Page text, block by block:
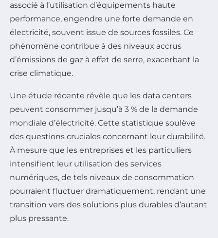
associé à l’utilisation d’équipements haute
performance, engendre une forte demande en
électricité, souvent issue de sources fossiles. Ce
phénomène contribue à des niveaux accrus
d’émissions de gaz à effet de serre, exacerbant la
crise climatique.
Une étude récente révèle que les data centers
peuvent consommer jusqu’à 3 % de la demande
mondiale d’électricité. Cette statistique soulève
des questions cruciales concernant leur durabilité.
À mesure que les entreprises et les particuliers
intensifient leur utilisation des services
numériques, de tels niveaux de consommation
pourraient fluctuer dramatiquement, rendant une
transition vers des solutions plus durables d’autant
plus pressante.